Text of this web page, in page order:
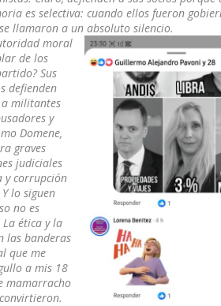
es selectiva: cuando ellos fueron
llamaron a un absoluto silencio.
moral
de los
Sus
defienden
militantes
y
Domene,
graves
judiciales
y corrupción
lo siguen
no es
ética y la
las banderas
que me
a mis 18
mamarracho